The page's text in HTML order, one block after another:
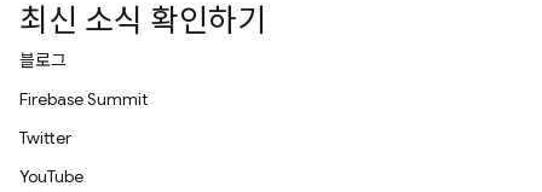
최신 소식 확인하기
블로그
Firebase Summit
Twitter
YouTube